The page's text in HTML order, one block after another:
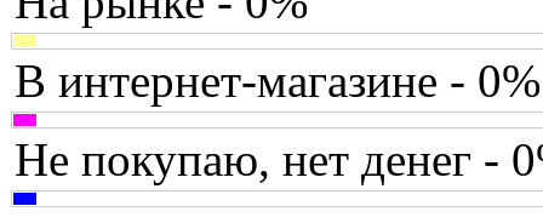
Canyon(1)
Cbr(1)
Chicony(1)
Codegen(2)
В интернет-магазине - 0%
Не покупаю, нет денег -